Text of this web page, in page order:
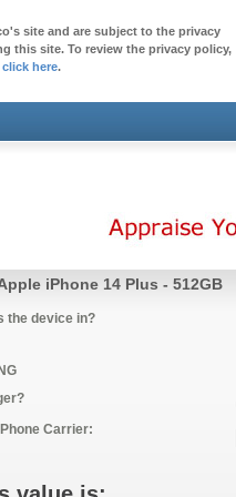
site and are subject to the privacy
this site. To review the privacy policy,
click here.
iPhone 14 Plus - 512GB
the device in?
Carrier: